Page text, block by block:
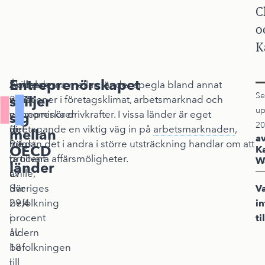
År
2025
var
det
9,6
procent
av
Sveriges
befolkning
i
åldern
18
till
Entreprenörskapet
skiljer
sig
mellan
OECD
länder
Andelen
nya
entreprenörer
är
högst
i
Chile,
där
29,4
procent
av
befolkningen
i
Skillnaderna mellan länder spegla bland annat
variationer i företagsklimat, arbetsmarknad och
ekonomiska drivkrafter. I vissa länder är eget
företagande en viktig väg in på arbetsmarknaden,
medan det i andra i större utsträckning handlar om att
ta tillvara affärsmöligheter.